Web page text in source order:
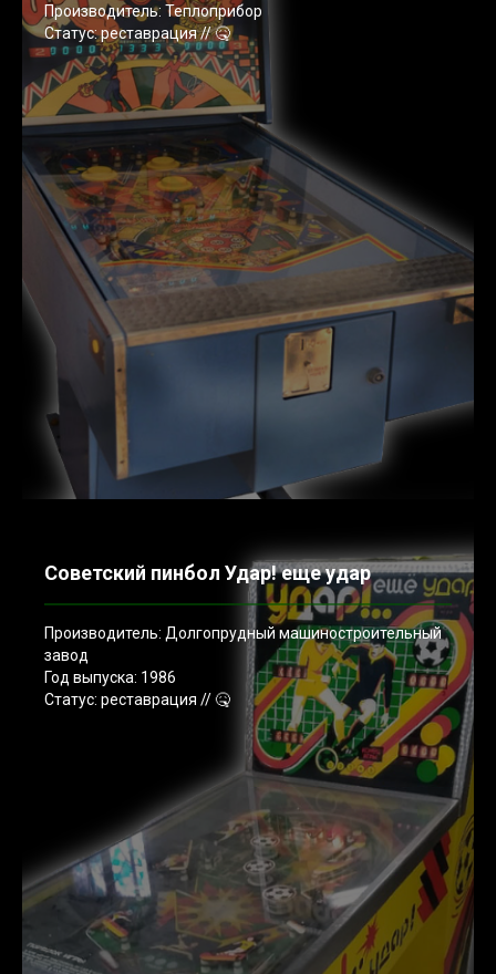
Производитель: Теплоприбор
Статус: реставрация // 🤒
Советский пинбол Удар! еще удар
Производитель: Долгопрудный машиностроительный
завод
Год выпуска: 1986
Статус: реставрация // 🤒